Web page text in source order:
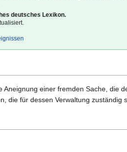
deutsches Lexikon.
Aneignung einer fremden Sache, die
die für dessen Verwaltung zuständig